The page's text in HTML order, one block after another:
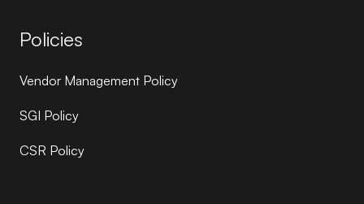
Policies
Vendor Management Policy
SGI Policy
CSR Policy